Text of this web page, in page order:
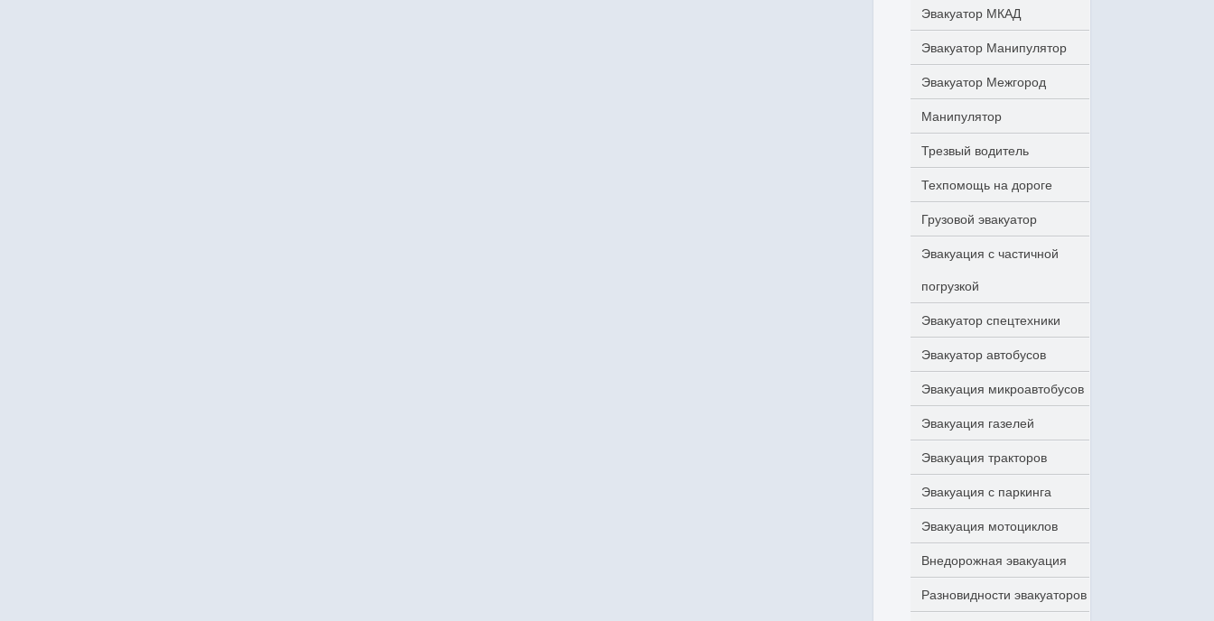
Эвакуатор МКАД
Эвакуатор Манипулятор
Эвакуатор Межгород
Манипулятор
Трезвый водитель
Техпомощь на дороге
Грузовой эвакуатор
Эвакуация с частичной
погрузкой
Эвакуатор спецтехники
Эвакуатор автобусов
Эвакуация микроавтобусов
Эвакуация газелей
Эвакуация тракторов
Эвакуация с паркинга
Эвакуация мотоциклов
Внедорожная эвакуация
Разновидности эвакуаторов